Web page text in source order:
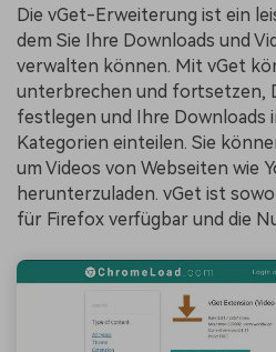
Die vGet-Erweiterung ist ein
dem Sie Ihre Downloads und
verwalten können. Mit vGet
unterbrechen und fortsetzen,
festlegen und Ihre Downloads
Kategorien einteilen. Sie
um Videos von Webseiten wie
herunterzuladen. vGet ist
für Firefox verfügbar und die